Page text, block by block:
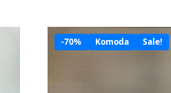
-70% Komoda Sale!